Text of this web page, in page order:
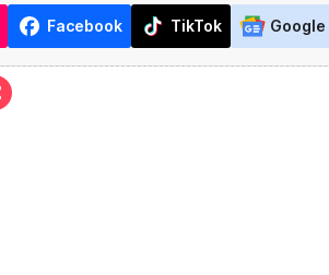
Facebook TikTok Google